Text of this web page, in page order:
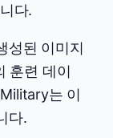
다.
성된 이미지
훈련 데이
는 이
다.